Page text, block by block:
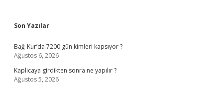
Sidebar
Son Yazılar
Bağ-Kur’da 7200 gün kimleri kapsıyor ?
Ağustos 6, 2026
Kaplicaya girdikten sonra ne yapılır ?
Ağustos 5, 2026